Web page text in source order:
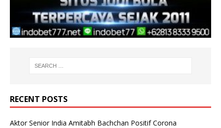
RECENT POSTS
Aktor Senior India Amitabh Bachchan Positif Corona